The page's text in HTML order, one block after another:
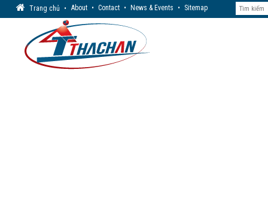
Trang chủ • About • Contact • News & Events • Sitemap